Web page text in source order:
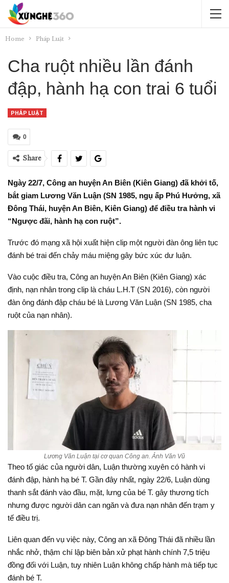
Home Pháp Luật
Cha ruột nhiều lần đánh
đập, hành hạ con trai 6 tuổi
PHÁP LUẬT
0
Share
Ngày 22/7, Công an huyện An Biên (Kiên Giang) đã khởi tố,
bắt giam Lương Văn Luận (SN 1985, ngụ ấp Phú Hưởng, xã
Đông Thái, huyện An Biên, Kiên Giang) để điều tra hành vi
“Ngược đãi, hành hạ con ruột”.
Trước đó mạng xã hội xuất hiện clip một người đàn ông liên tục
đánh bé trai đến chảy máu miệng gây bức xúc dư luận.
Vào cuộc điều tra, Công an huyện An Biên (Kiên Giang) xác
định, nạn nhân trong clip là cháu L.H.T (SN 2016), còn người
đàn ông đánh đập cháu bé là Lương Văn Luận (SN 1985, cha
ruột của nạn nhân).
Lương Văn Luận tại cơ quan Công an. Ảnh Văn Vũ
Theo tố giác của người dân, Luận thường xuyên có hành vi
đánh đập, hành hạ bé T. Gần đây nhất, ngày 22/6, Luận dùng
thanh sắt đánh vào đầu, mặt, lưng của bé T. gây thương tích
nhưng được người dân can ngăn và đưa nạn nhân đến trạm y
tế điều trị.
Liên quan đến vụ việc này, Công an xã Đông Thái đã nhiều lần
nhắc nhở, thậm chí lập biên bản xử phạt hành chính 7,5 triệu
đồng đối với Luận, tuy nhiên Luận không chấp hành mà tiếp tục
đánh bé T.